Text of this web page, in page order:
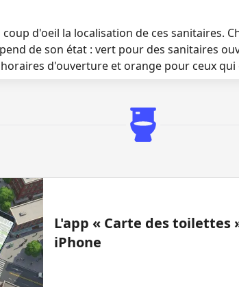
d'oeil la localisation de ces sanitaires.
de son état : vert pour des sanitaires
d'ouverture et orange pour ceux
L'app « Carte des toilettes
iPhone